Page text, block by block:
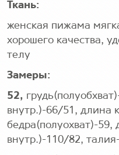
Ткань:
женская пижама
хорошего качества,
телу
Замеры:
52,
внутр.)-66/51, длина
бедра(полуохват)-
внутр.)-110/82,